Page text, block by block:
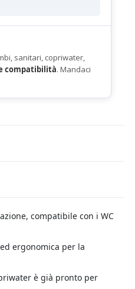
sanitari, copriwater,
compatibilità. Mandaci
compatibile con i WC
ergonomica per la
è già pronto per